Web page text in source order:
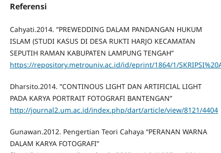
Referensi
Cahyati.2014. ”PREWEDDING DALAM PANDANGAN HUKUM
ISLAM (STUDI KASUS DI DESA RUKTI HARJO KECAMATAN
SEPUTIH RAMAN KABUPATEN LAMPUNG TENGAH”
https://repository.metrouniv.ac.id/id/eprint/1864/1/
Dharsito.2014. ”CONTINOUS LIGHT DAN ARTIFICIAL LIGHT
PADA KARYA PORTRAIT FOTOGRAFI BANTENGAN”
http://journal2.um.ac.id/index.php/dart/article/view/8121/4404
Gunawan.2012. Pengertian Teori Cahaya “PERANAN WARNA
DALAM KARYA FOTOGRAFI”